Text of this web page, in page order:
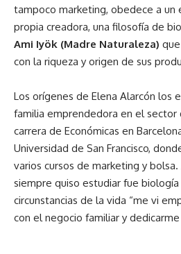
tampoco marketing, obedece a un
propia creadora, una filosofía de
Ami Iyök (Madre Naturaleza)
con la riqueza y origen de sus
Los orígenes de Elena Alarcón los
familia emprendedora en el sector
carrera de Económicas en
Universidad de San Francisco,
varios cursos de marketing y
siempre quiso estudiar fue
circunstancias de la vida “me vi
con el negocio familiar y